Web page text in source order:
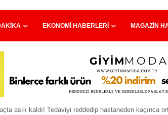
EKONOMI HABERLERI MAGAZIN
asılı kaldı! Tedaviyi reddedip hastaneden kaçınca